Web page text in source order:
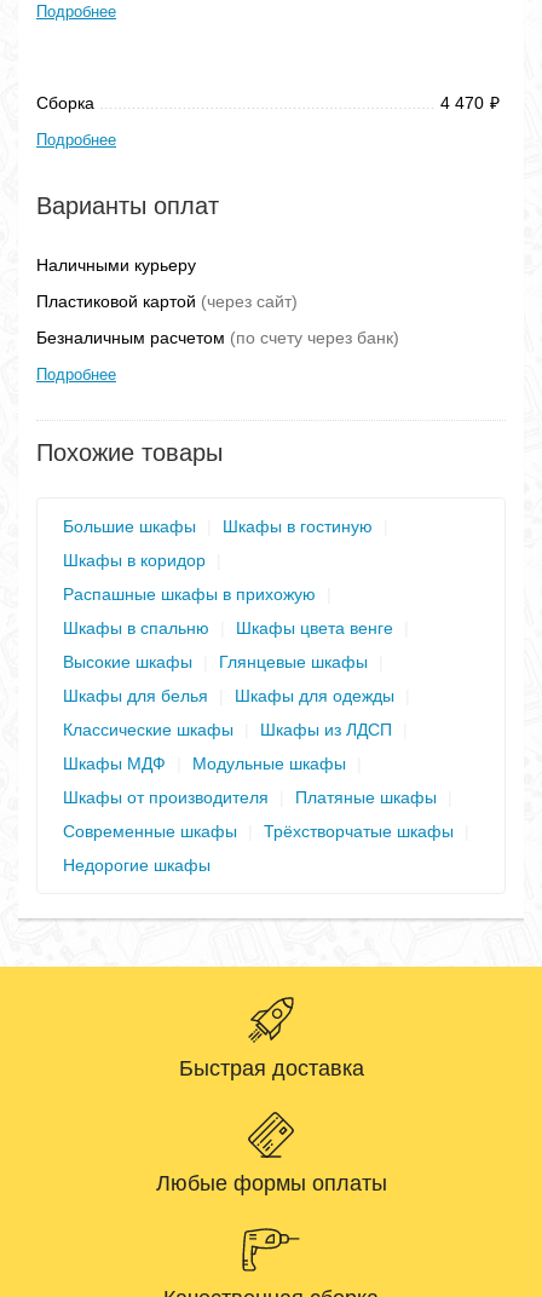
Подробнее
Сборка 4 470 ₽
Подробнее
Варианты оплат
Наличными курьеру
Пластиковой картой (через сайт)
Безналичным расчетом (по счету через банк)
Подробнее
Похожие товары
Большие шкафы Шкафы в гостиную
Шкафы в коридор
Распашные шкафы в прихожую
Шкафы в спальню
Шкафы цвета венге
Высокие шкафы
Глянцевые шкафы
Шкафы для белья
Шкафы для одежды
Классические шкафы
Шкафы из ЛДСП
Шкафы МДФ
Модульные шкафы
Шкафы от производителя
Платяные шкафы
Современные шкафы
Трёхстворчатые шкафы
Недорогие шкафы
Быстрая доставка
Любые формы оплаты